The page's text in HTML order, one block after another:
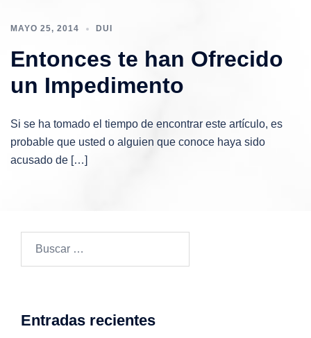
MAYO 25, 2014 DUI
Entonces te han Ofrecido
un Impedimento
Si se ha tomado el tiempo de encontrar este artículo, es
probable que usted o alguien que conoce haya sido
acusado de […]
Entradas recientes